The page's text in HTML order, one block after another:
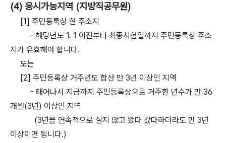
(4) 응시가능지역 (지방직공무원)
[1] 주민등록상 현 주소지
- 해당년도 1. 1 이전부터 최종시험일까지 주민등록상 주소
지가 유효해야 합니다.
또는
[2] 주민등록상 거주년도 합산 만 3년 이상인 지역
- 태어나서 지금까지 주민등록상으로 거주한 년수가 만 36
개월(3년) 이상인 지역
(3년을 연속적으로 살지 않고 왔다 갔다하더라도 만 3년
이상이면 됩니다.)